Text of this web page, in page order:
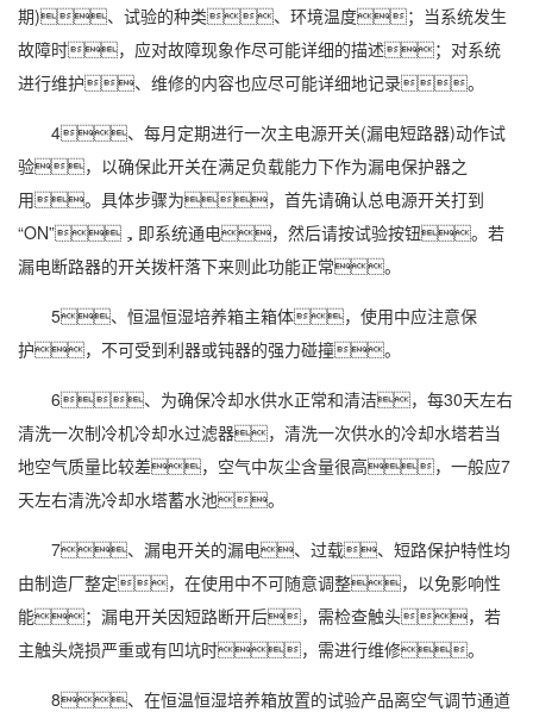
期)、试验的种类、环境温度；当系统发生
故障时，应对故障现象作尽可能详细的描述；对系统
进行维护、维修的内容也应尽可能详细地记录。
4、每月定期进行一次主电源开关(漏电短路器)动作试
验，以确保此开关在满足负载能力下作为漏电保护器之
用。具体步骤为，首先请确认总电源开关打到
“ON”，即系统通电，然后请按试验按钮。若
漏电断路器的开关拨杆落下来则此功能正常。
5、恒温恒湿培养箱主箱体，使用中应注意保
护，不可受到利器或钝器的强力碰撞。
6、为确保冷却水供水正常和清洁，每30天左右
清洗一次制冷机冷却水过滤器，清洗一次供水的冷却水塔若当
地空气质量比较差，空气中灰尘含量很高，一般应7
天左右清洗冷却水塔蓄水池。
7、漏电开关的漏电、过载、短路保护特性均
由制造厂整定，在使用中不可随意调整，以免影响性
能；漏电开关因短路断开后，需检查触头，若
主触头烧损严重或有凹坑时，需进行维修。
8、在恒温恒湿培养箱放置的试验产品离空气调节通道